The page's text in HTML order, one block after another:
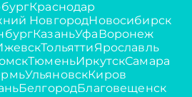
Краснодар
НовгородНовосибирск
КазаньУфаВоронеж
ТольяттиЯрославль
ТюменьИркутскСамара
УльяновскКиров
БелгородБлаговещенск